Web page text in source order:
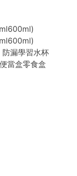
漏學習水杯
當盒零食盒